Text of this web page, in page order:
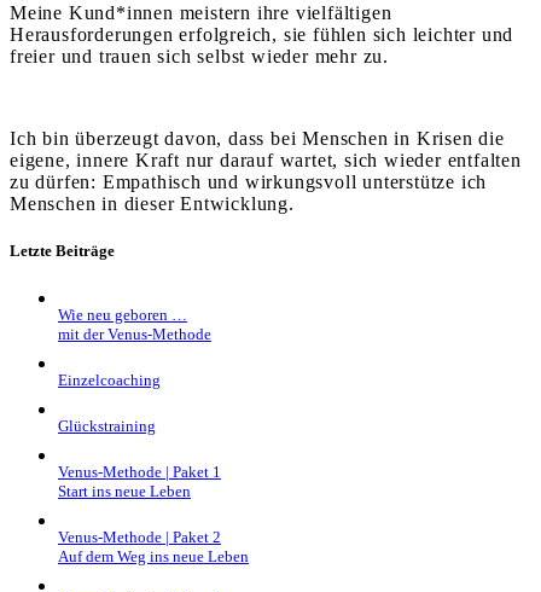
Meine Kund*innen meistern ihre vielfältigen
Herausforderungen erfolgreich, sie fühlen sich leichter und
freier und trauen sich selbst wieder mehr zu.
Ich bin überzeugt davon, dass bei Menschen in Krisen die
eigene, innere Kraft nur darauf wartet, sich wieder entfalten
zu dürfen: Empathisch und wirkungsvoll unterstütze ich
Menschen in dieser Entwicklung.
Letzte Beiträge
Wie neu geboren …
mit der Venus-Methode
Einzelcoaching
Glückstraining
Venus-Methode | Paket 1
Start ins neue Leben
Venus-Methode | Paket 2
Auf dem Weg ins neue Leben